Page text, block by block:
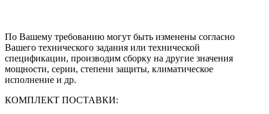
По Вашему требованию могут быть изменены согласно
Вашего технического задания или технической
спецификации, производим сборку на другие значения
мощности, серии, степени защиты, климатическое
исполнение и др.
КОМПЛЕКТ ПОСТАВКИ: